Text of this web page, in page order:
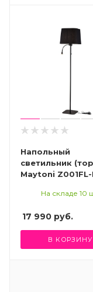
Напольный
светильник
Maytoni
На складе 10
17 990 руб.
В КОРЗИНУ